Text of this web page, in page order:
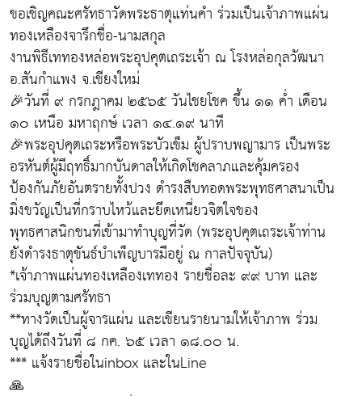
ขอเชิญคณะศรัทธาวัดพระธาตุแท่นคำ ร่วมเป็นเจ้าภาพแผ่น
ทองเหลืองจารึกชื่อ-นามสกุล
งานพิธีเททองหล่อพระอุปคุตเถระเจ้า ณ โรงหล่อกุลวัฒนา
อ.สันกำแพง จ.เชียงใหม่
🎉วันที่ ๙ กรกฎาคม ๒๕๖๕ วันไชยโชค ขึ้น ๑๑ ค่ำ เดือน
๑๐ เหนือ มหาฤกษ์ เวลา ๑๔.๑๙ นาที
🎉พระอุปคุตเถระหรือพระบัวเข็ม ผู้ปราบพญามาร เป็นพระ
อรหันต์ผู้มีฤทธิ์มากบันดาลให้เกิดโชคลาภและคุ้มครอง
ป้องกันภัยอันตรายทั้งปวง ดำรงสืบทอดพระพุทธศาสนาเป็น
มิ่งขวัญเป็นที่กราบไหว้และยึดเหนี่ยวจิตใจของ
พุทธศาสนิกชนที่เข้ามาทำบุญที่วัด (พระอุปคุตเถระเจ้าท่าน
ยังดำรงธาตุขันธ์บำเพ็ญบารมีอยู่ ณ กาลปัจจุบัน)
*เจ้าภาพแผ่นทองเหลืองเททอง รายชื่อละ ๙๙ บาท และ
ร่วมบุญตามศรัทธา
**ทางวัดเป็นผู้จารแผ่น และเขียนรายนามให้เจ้าภาพ ร่วม
บุญได้ถึงวันที่ ๘ กค. ๖๕ เวลา ๑๘.๐๐ น.
*** แจ้งรายชื่อในinbox และในLine
🙏